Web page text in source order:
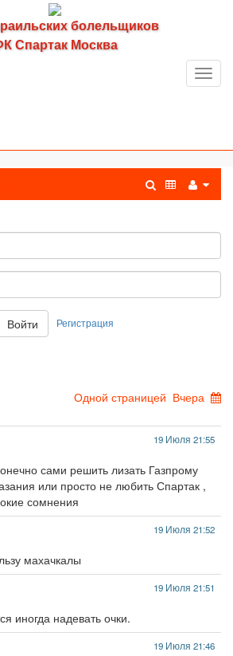
болельщиков
Спартак Москва
пользователя
Войти Регистрация
Одной страницей Вчера
19 Июля 21:55
сами решить лизать Газпрому
или просто не любить Спартак ,
сомнения
19 Июля 21:52
махачкалы
19 Июля 21:51
иногда надевать очки.
19 Июля 21:46